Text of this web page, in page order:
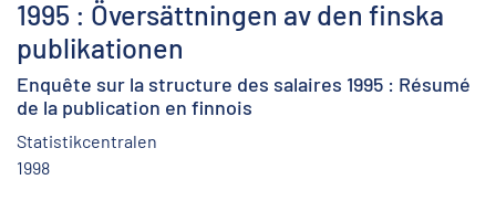
1995 : Översättningen av den finska
publikationen
Enquête sur la structure des salaires 1995 : Résumé
de la publication en finnois
Statistikcentralen
1998